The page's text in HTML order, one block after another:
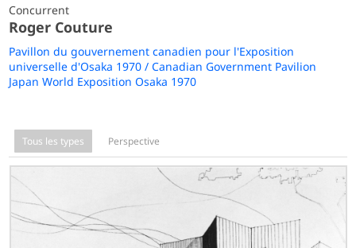
Concurrent
Roger Couture
Pavillon du gouvernement canadien pour l'Exposition
universelle d'Osaka 1970 / Canadian Government Pavilion
Japan World Exposition Osaka 1970
Tous les types Perspective